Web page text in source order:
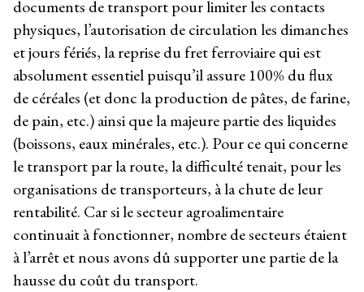
documents de transport pour limiter les contacts
physiques, l’autorisation de circulation les dimanches
et jours fériés, la reprise du fret ferroviaire qui est
absolument essentiel puisqu’il assure 100% du flux
de céréales (et donc la production de pâtes, de farine,
de pain, etc.) ainsi que la majeure partie des liquides
(boissons, eaux minérales, etc.). Pour ce qui concerne
le transport par la route, la difficulté tenait, pour les
organisations de transporteurs, à la chute de leur
rentabilité. Car si le secteur agroalimentaire
continuait à fonctionner, nombre de secteurs étaient
à l’arrêt et nous avons dû supporter une partie de la
hausse du coût du transport.